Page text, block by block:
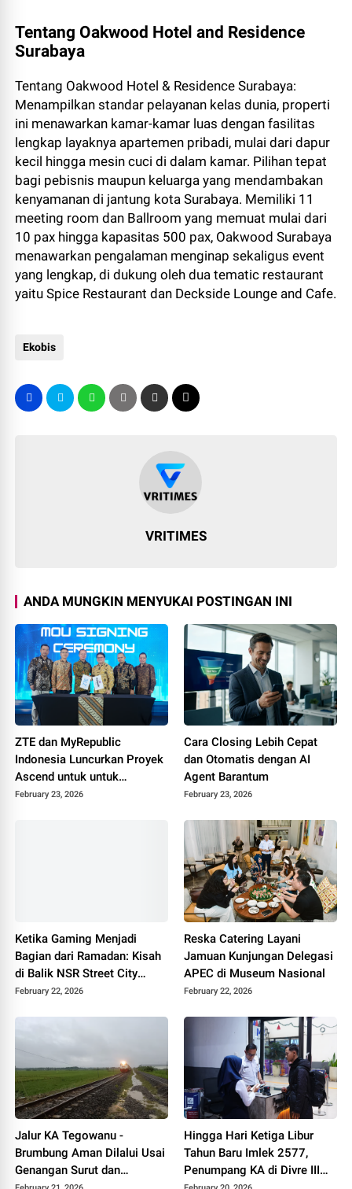
Tentang Oakwood Hotel and Residence
Surabaya
Tentang Oakwood Hotel & Residence Surabaya:
Menampilkan standar pelayanan kelas dunia, properti
ini menawarkan kamar-kamar luas dengan fasilitas
lengkap layaknya apartemen pribadi, mulai dari dapur
kecil hingga mesin cuci di dalam kamar. Pilihan tepat
bagi pebisnis maupun keluarga yang mendambakan
kenyamanan di jantung kota Surabaya. Memiliki 11
meeting room dan Ballroom yang memuat mulai dari
10 pax hingga kapasitas 500 pax, Oakwood Surabaya
menawarkan pengalaman menginap sekaligus event
yang lengkap, di dukung oleh dua tematic restaurant
yaitu Spice Restaurant dan Deckside Lounge and Cafe.
Ekobis
VRITIMES
ANDA MUNGKIN MENYUKAI POSTINGAN INI
ZTE dan MyRepublic
Indonesia Luncurkan Proyek
Ascend untuk untuk
Mendorong Akses
February 23, 2026
Cara Closing Lebih Cepat
dan Otomatis dengan AI
Agent Barantum
February 23, 2026
Ketika Gaming Menjadi
Bagian dari Ramadan: Kisah
di Balik NSR Street City
Battle
February 22, 2026
Reska Catering Layani
Jamuan Kunjungan Delegasi
APEC di Museum Nasional
February 22, 2026
Jalur KA Tegowanu -
Brumbung Aman Dilalui Usai
Genangan Surut dan
Hingga Hari Ketiga Libur
Tahun Baru Imlek 2577,
Penumpang KA di Divre III